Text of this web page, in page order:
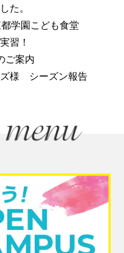
た。
学園こども食堂
習！
ご案内
様 シーズン報告